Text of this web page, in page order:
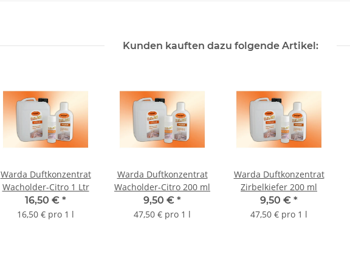
Kunden kauften dazu folgende Artikel:
Warda Duftkonzentrat
Wacholder-Citro 1 Ltr
16,50 € *
16,50 € pro 1 l
Warda Duftkonzentrat
Wacholder-Citro 200 ml
9,50 € *
47,50 € pro 1 l
Warda Duftkonzentrat
Zirbelkiefer 200 ml
9,50 € *
47,50 € pro 1 l